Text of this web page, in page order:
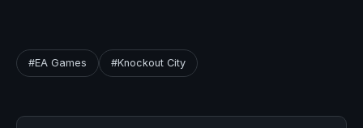
#EA Games #Knockout City